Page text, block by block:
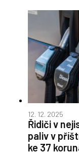
12. 12. 2025
Řidiči v
paliv v
ke 37